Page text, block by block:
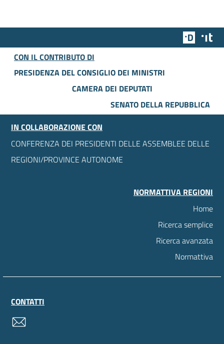
Team
CON IL CONTRIBUTO DI
PRESIDENZA DEL CONSIGLIO DEI MINISTRI
CAMERA DEI DEPUTATI
SENATO DELLA REPUBBLICA
IN COLLABORAZIONE CON
CONFERENZA DEI PRESIDENTI DELLE ASSEMBLEE DELLE
REGIONI/PROVINCE AUTONOME
NORMATTIVA REGIONI
Home
Ricerca semplice
Ricerca avanzata
Normattiva
CONTATTI